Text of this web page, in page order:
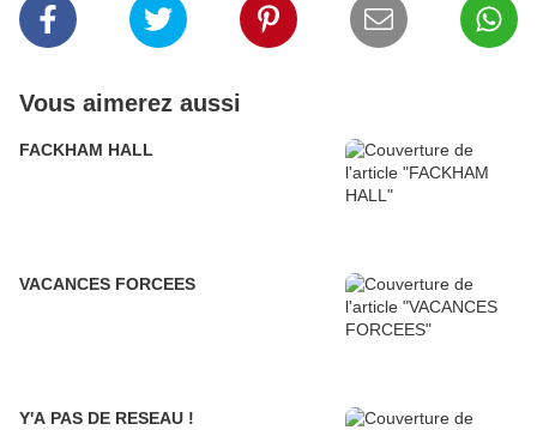
Vous aimerez aussi
FACKHAM HALL
VACANCES FORCEES
Y'A PAS DE RESEAU !